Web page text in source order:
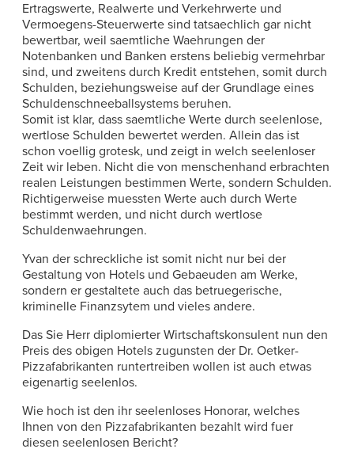
Ertragswerte, Realwerte und Verkehrwerte und
Vermoegens-Steuerwerte sind tatsaechlich gar nicht
bewertbar, weil saemtliche Waehrungen der
Notenbanken und Banken erstens beliebig vermehrbar
sind, und zweitens durch Kredit entstehen, somit durch
Schulden, beziehungsweise auf der Grundlage eines
Schuldenschneeballsystems beruhen.
Somit ist klar, dass saemtliche Werte durch seelenlose,
wertlose Schulden bewertet werden. Allein das ist
schon voellig grotesk, und zeigt in welch seelenloser
Zeit wir leben. Nicht die von menschenhand erbrachten
realen Leistungen bestimmen Werte, sondern Schulden.
Richtigerweise muessten Werte auch durch Werte
bestimmt werden, und nicht durch wertlose
Schuldenwaehrungen.
Yvan der schreckliche ist somit nicht nur bei der
Gestaltung von Hotels und Gebaeuden am Werke,
sondern er gestaltete auch das betruegerische,
kriminelle Finanzsytem und vieles andere.
Das Sie Herr diplomierter Wirtschaftskonsulent nun den
Preis des obigen Hotels zugunsten der Dr. Oetker-
Pizzafabrikanten runtertreiben wollen ist auch etwas
eigenartig seelenlos.
Wie hoch ist den ihr seelenloses Honorar, welches
Ihnen von den Pizzafabrikanten bezahlt wird fuer
diesen seelenlosen Bericht?